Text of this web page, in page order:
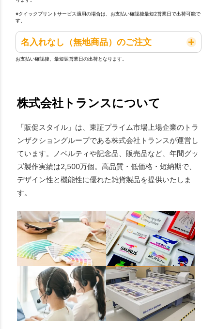
※クイックプリントサービス適用の場合は、お支払い確認後最短2営業日で出荷可能で
す。
名入れなし（無地商品）のご注文
お支払い確認後、最短翌営業日の出荷となります。
株式会社トランスについて
「販促スタイル」は、東証プライム市場上場企業のトラ
ンザクショングループである株式会社トランスが運営し
ています。ノベルティや記念品、販売品など、年間グッ
ズ製作実績は2,500万個。高品質・低価格・短納期で、
デザイン性と機能性に優れた雑貨製品を提供いたしま
す。